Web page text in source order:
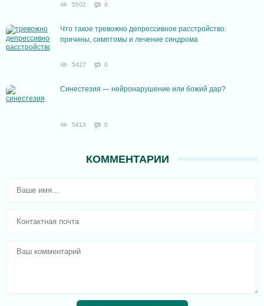
5502 0
Что такое тревожно депрессивное расстройство:
причины, симптомы и лечение синдрома
5427 0
Синестезия — нейронарушение или божий дар?
5413 0
КОММЕНТАРИИ